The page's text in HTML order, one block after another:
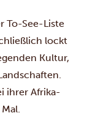
To-See-Liste
lockt
Kultur,
ihrer Afrika-